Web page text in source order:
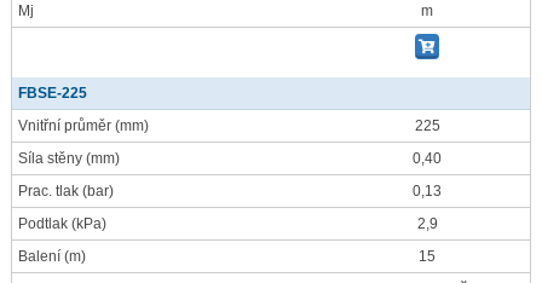
Mj
m
FBSE-225
Vnitřní průměr (mm)
225
Síla stěny (mm)
0,40
Prac. tlak (bar)
0,13
Podtlak (kPa)
2,9
Balení (m)
15